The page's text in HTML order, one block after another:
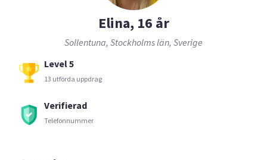
Elina, 16 år
Sollentuna, Stockholms län, Sverige
Level 5
13 utförda uppdrag
Verifierad
Telefonnummer